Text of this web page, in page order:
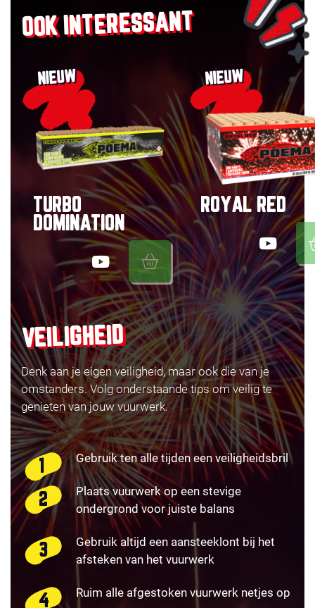
OOK INTERESSANT
NIEUW
TURBO
DOMINATION
NIEUW
ROYAL RED
VEILIGHEID
Denk aan je eigen veiligheid, maar ook die van je
omstanders. Volg onderstaande tips om veilig te
genieten van jouw vuurwerk.
Gebruik ten alle tijden een veiligheidsbril
Plaats vuurwerk op een stevige
ondergrond voor juiste balans
Gebruik altijd een aansteeklont bij het
afsteken van het vuurwerk
Ruim alle afgestoken vuurwerk netjes op